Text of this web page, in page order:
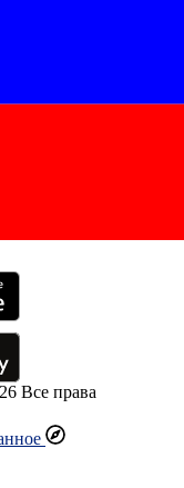
Все права